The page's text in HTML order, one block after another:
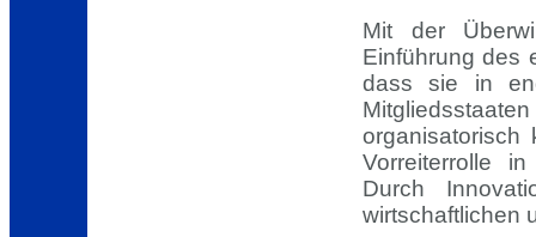
Mit der
Einführung des
dass sie in
organisatorisch
Vorreiterrolle
Durch
wirtschaftlichen